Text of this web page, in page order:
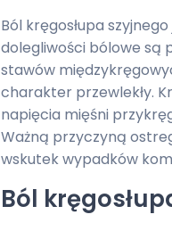
Ból kręgosłupa
dolegliwości bólowe są
stawów
charakter przewlekły.
napięcia mięśni
Ważną przyczyną
wskutek wypadków
Ból